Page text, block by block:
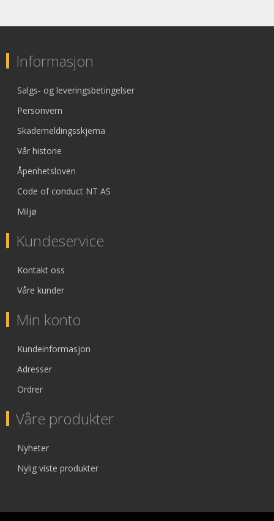
Informasjon
Salgs- og leveringsbetingelser
Personvern
Skademeldingsskjema
Vår historie
Åpenhetsloven
Code of conduct NT AS
Miljø
Kundeservice
Kontakt oss
Våre kunder
Min konto
Kundeinformasjon
Adresser
Ordrer
Våre produkter
Nyheter
Nylig viste produkter